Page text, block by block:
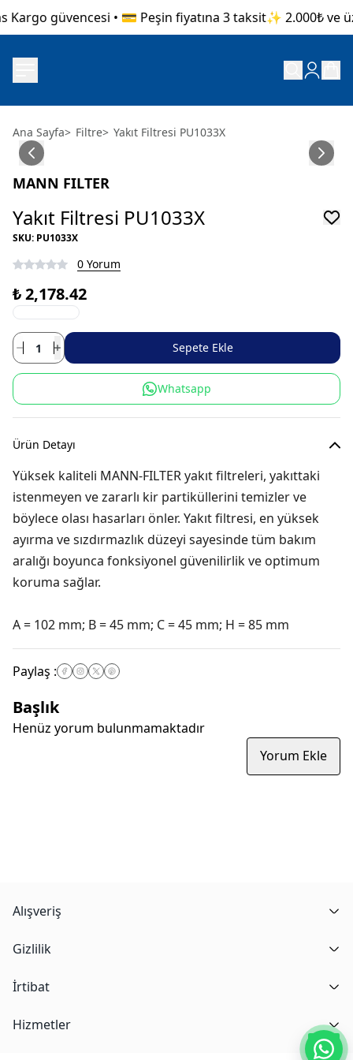
güvencesi • 💳 Peşin fiyatına 3 taksit✨ 2.000₺ ve
Ana Sayfa> Filtre> Yakıt Filtresi PU1033X
MANN FILTER
Yakıt Filtresi PU1033X
SKU: PU1033X
0 Yorum
₺ 2,178.42
Sepete Ekle
Whatsapp
Ürün Detayı
Yüksek kaliteli MANN-FILTER yakıt filtreleri, yakıttaki
istenmeyen ve zararlı kir partiküllerini temizler ve
böylece olası hasarları önler. Yakıt filtresi, en yüksek
ayırma ve sızdırmazlık düzeyi sayesinde tüm bakım
aralığı boyunca fonksiyonel güvenilirlik ve optimum
koruma sağlar.
A = 102 mm; B = 45 mm; C = 45 mm; H = 85 mm
Paylaş :
Başlık
Henüz yorum bulunmamaktadır
Yorum Ekle
Alışveriş
Gizlilik
İrtibat
Hizmetler